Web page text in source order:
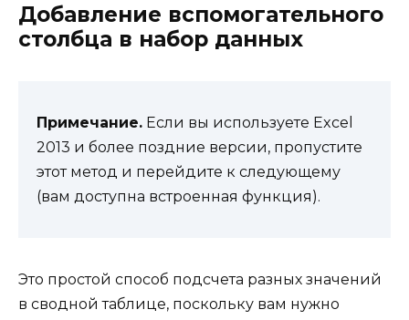
Добавление вспомогательного
столбца в набор данных
Примечание. Если вы используете Excel
2013 и более поздние версии, пропустите
этот метод и перейдите к следующему
(вам доступна встроенная функция).
Это простой способ подсчета разных значений
в сводной таблице, поскольку вам нужно